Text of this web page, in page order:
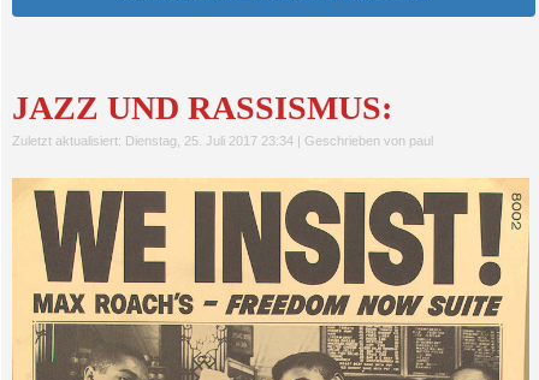
JAZZ UND RASSISMUS:
Zuletzt aktualisiert: Dienstag, 25. Juli 2017 23:34| Geschrieben von paul